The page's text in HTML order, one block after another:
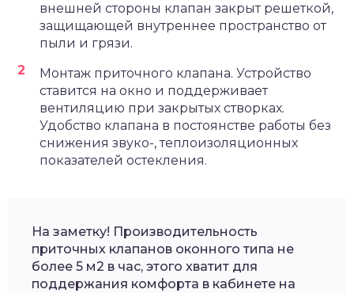
внешней стороны клапан закрыт решеткой,
защищающей внутреннее пространство от
пыли и грязи.
Монтаж приточного клапана. Устройство
ставится на окно и поддерживает
вентиляцию при закрытых створках.
Удобство клапана в постоянстве работы без
снижения звуко-, теплоизоляционных
показателей остекления.
На заметку! Производительность
приточных клапанов оконного типа не
более 5 м2 в час, этого хватит для
поддержания комфорта в кабинете на